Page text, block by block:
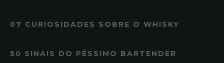
07 CURIOSIDADES SOBRE O WHISKY
50 SINAIS DO PÉSSIMO BARTENDER